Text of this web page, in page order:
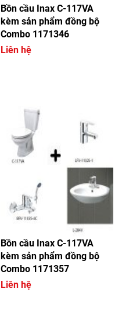
Bồn cầu Inax C-117VA
kèm sản phẩm đồng bộ
Combo 1171346
Liên hệ
Bồn cầu Inax C-117VA
kèm sản phẩm đồng bộ
Combo 1171357
Liên hệ